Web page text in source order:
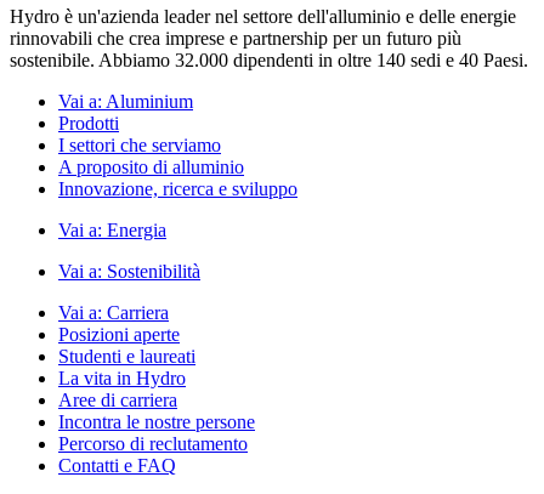
Hydro è un'azienda leader nel settore dell'alluminio e delle energie
rinnovabili che crea imprese e partnership per un futuro più
sostenibile. Abbiamo 32.000 dipendenti in oltre 140 sedi e 40 Paesi.
Vai a: Aluminium
Prodotti
I settori che serviamo
A proposito di alluminio
Innovazione, ricerca e sviluppo
Vai a: Energia
Vai a: Sostenibilità
Vai a: Carriera
Posizioni aperte
Studenti e laureati
La vita in Hydro
Aree di carriera
Incontra le nostre persone
Percorso di reclutamento
Contatti e FAQ